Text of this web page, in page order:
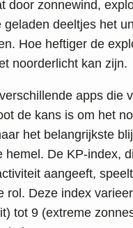
door zonnewind,
geladen deeltjes het
Hoe heftiger de
noorderlicht kan zijn.
apps die
de kans is om het
het belangrijkste
hemel. De KP-index,
aangeeft,
rol. Deze index
tot 9 (extreme